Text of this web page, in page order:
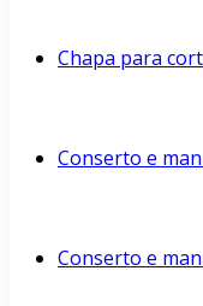
Chapa para
Conserto e
Conserto e